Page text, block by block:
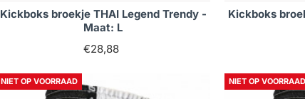
Kickboks broekje THAI Legend Trendy -
Maat: L
€28,88
Kickboks
NIET OP VOORRAAD NIET OP VOORRAAD